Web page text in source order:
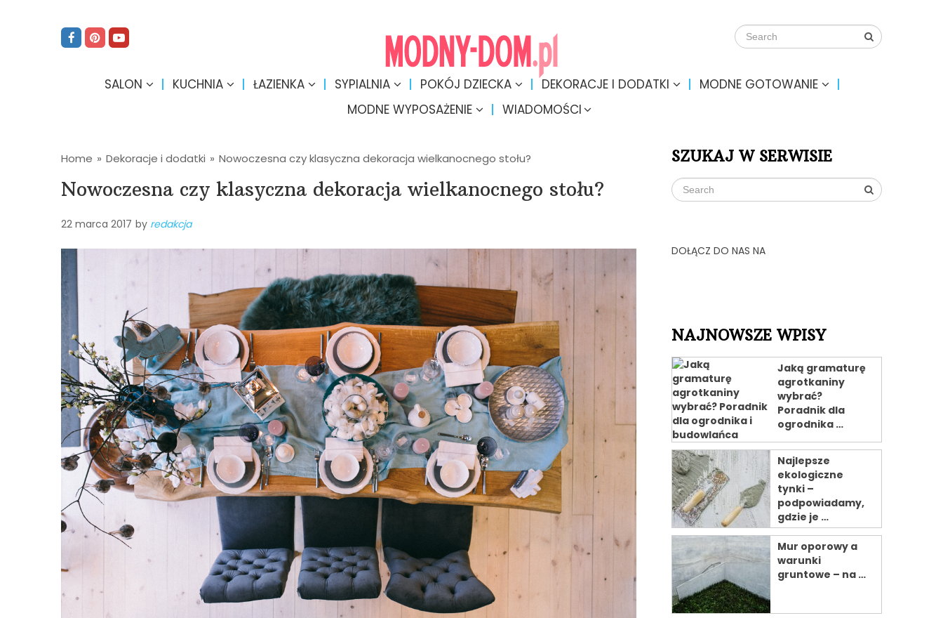
SALON KUCHNIA ŁAZIENKA SYPIALNIA POKÓJ DZIECKA DEKORACJE I DODATKI
MODNE GOTOWANIE
MODNE WYPOSAŻENIE
WIADOMOŚCI
Home » Dekoracje i dodatki » Nowoczesna czy klasyczna dekoracja wielkanocnego stołu?
Nowoczesna czy klasyczna dekoracja wielkanocnego stołu?
22 marca 2017 by redakcja
SZUKAJ W SERWISIE
DOŁĄCZ DO NAS NA
NAJNOWSZE WPISY
Jaką gramaturę
agrotkaniny
wybrać?
Poradnik dla
ogrodnika …
Najlepsze
ekologiczne
tynki –
podpowiadamy,
gdzie je …
Mur oporowy a
warunki
gruntowe – na …